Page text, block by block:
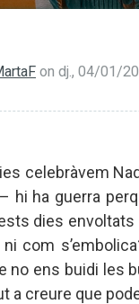
on dj., 04/01/
celebràvem
hi ha guerra
dies envoltats
ni com
no ens buidi les
a creure que